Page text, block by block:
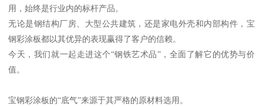
用，始终是行业内的标杆产品。
无论是钢结构厂房、大型公共建筑，还是家电外壳和内部构件，宝
钢彩涂板都以其优异的表现赢得了客户的信赖。
今天，我们就一起走进这个“钢铁艺术品”，全面了解它的优势与价
值。
宝钢彩涂板的“底气”来源于其严格的原材料选用。